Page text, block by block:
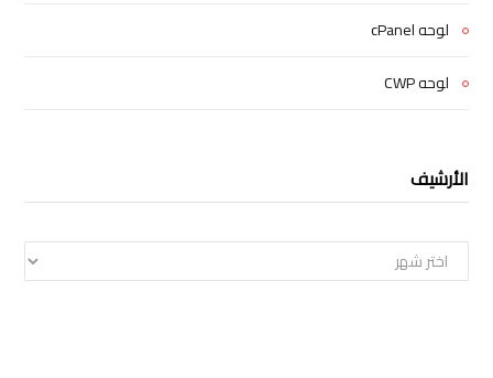
لوحه cPanel
لوحه CWP
الأرشيف
الأرشيف